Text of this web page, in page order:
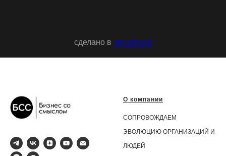
сделано в atmabrand
О компании
СОПРОВОЖДАЕМ
ЭВОЛЮЦИЮ ОРГАНИЗАЦИЙ И
ЛЮДЕЙ